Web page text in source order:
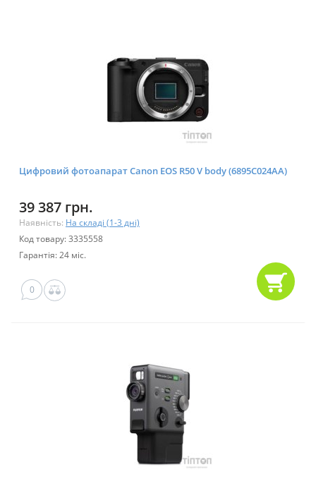
Цифровий фотоапарат Canon EOS R50 V body (6895C024AA)
39 387 грн.
Наявність: На складі (1-3 дні)
Код товару: 3335558
Гарантія: 24 міс.
0